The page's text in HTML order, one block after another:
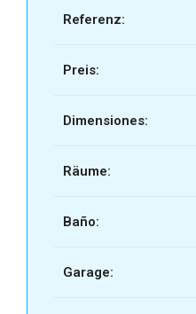
Referenz:
Preis:
Dimensiones:
Räume:
Baño:
Garage: